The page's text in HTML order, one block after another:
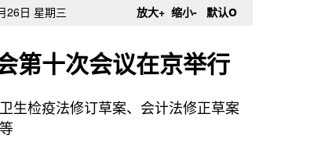
26日 星期三 放大+ 缩小- 默认o
第十次会议在京举行
生检疫法修订草案、会计法修正草案
等